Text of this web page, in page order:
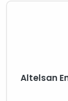
Altelsan